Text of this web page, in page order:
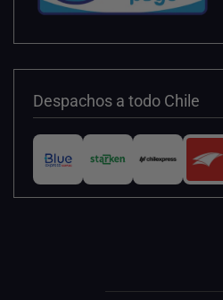
Despachos a todo Chile